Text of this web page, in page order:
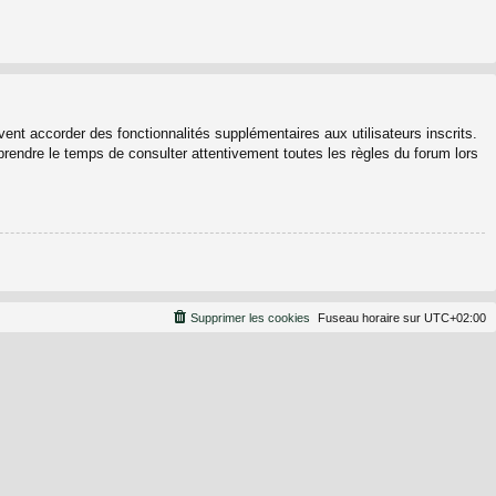
accorder des fonctionnalités supplémentaires aux utilisateurs inscrits.
le temps de consulter attentivement toutes les règles du forum lors
Fuseau horaire sur UTC+02:00
Supprimer les cookies